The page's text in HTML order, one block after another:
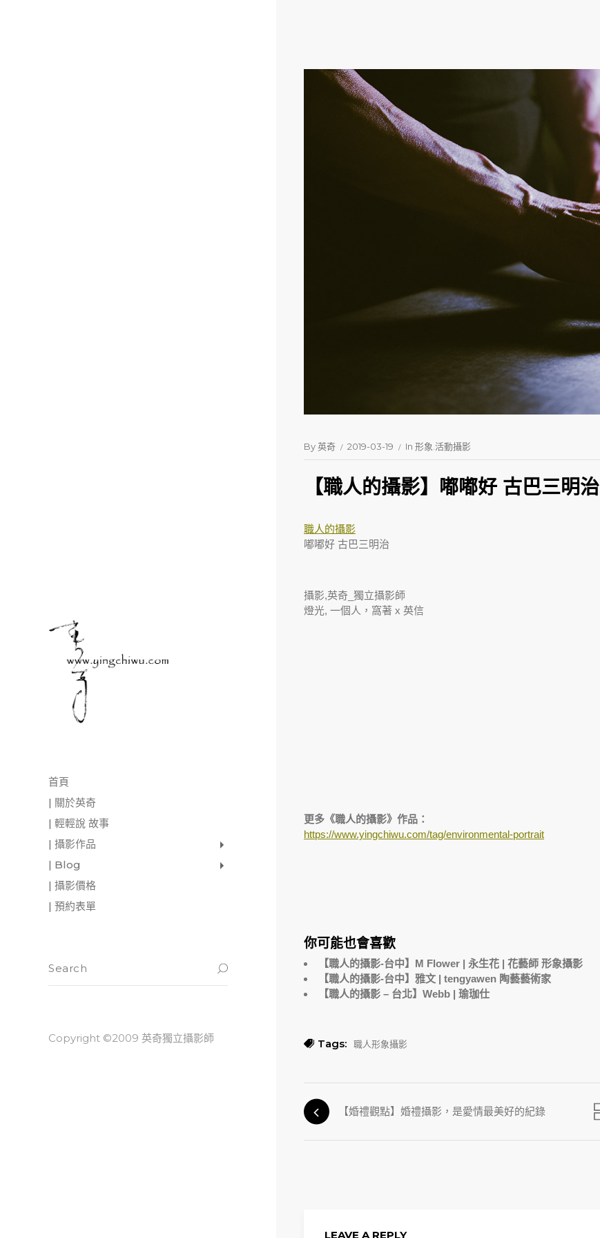
首頁
| 關於英奇
| 輕輕說 故事
| 攝影作品
| Blog
| 攝影價格
| 預約表單
Copyright ©2009 英奇獨立攝影師
By英奇 2019-03-19 In 形象.活動攝影
【職人的攝影】嘟嘟好 古巴三明治
職人的攝影
嘟嘟好 古巴三明治
攝影,英奇_獨立攝影師
燈光, 一個人，窩著 x 英信
更多《職人的攝影》作品：
https://www.yingchiwu.com/tag/environmental-portrait
你可能也會喜歡
【職人的攝影-台中】M Flower | 永生花 | 花藝師 形象攝影
【職人的攝影-台中】雅文 | tengyawen 陶藝藝術家
【職人的攝影 – 台北】Webb | 瑜珈仕
Tags: 職人形象攝影
【婚禮觀點】婚禮攝影，是愛情最美好的紀錄
LEAVE A REPLY